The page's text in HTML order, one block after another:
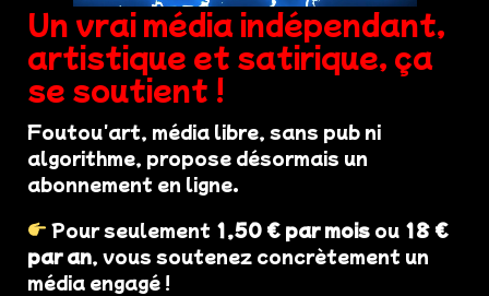
Un vrai média indépendant,
artistique et satirique, ça
se soutient !
Foutou'art, média libre, sans pub ni
algorithme, propose désormais un
abonnement en ligne.
Pour seulement 1,50 € par mois ou 18 €
par an, vous soutenez concrètement un
média engagé !